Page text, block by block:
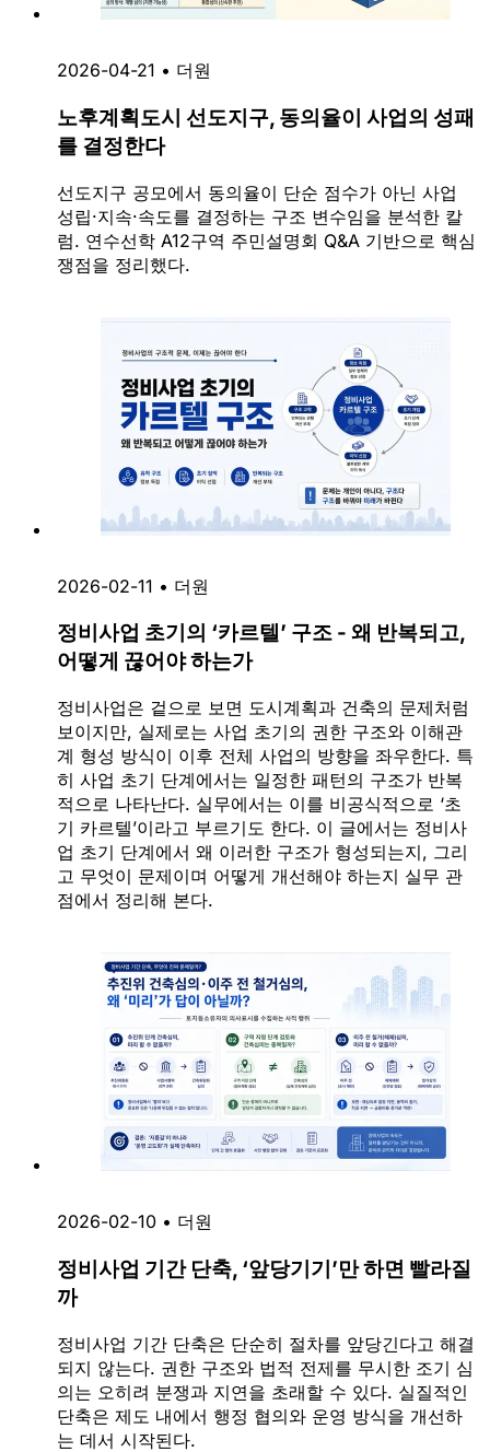
2026-04-21 • 더원
노후계획도시 선도지구, 동의율이 사업의 성패
를 결정한다
선도지구 공모에서 동의율이 단순 점수가 아닌 사업
성립·지속·속도를 결정하는 구조 변수임을 분석한 칼
럼. 연수선학 A12구역 주민설명회 Q&A 기반으로 핵심
쟁점을 정리했다.
2026-02-11 • 더원
정비사업 초기의 ‘카르텔’ 구조 - 왜 반복되고,
어떻게 끊어야 하는가
정비사업은 겉으로 보면 도시계획과 건축의 문제처럼
보이지만, 실제로는 사업 초기의 권한 구조와 이해관
계 형성 방식이 이후 전체 사업의 방향을 좌우한다. 특
히 사업 초기 단계에서는 일정한 패턴의 구조가 반복
적으로 나타난다. 실무에서는 이를 비공식적으로 ‘초
기 카르텔’이라고 부르기도 한다. 이 글에서는 정비사
업 초기 단계에서 왜 이러한 구조가 형성되는지, 그리
고 무엇이 문제이며 어떻게 개선해야 하는지 실무 관
점에서 정리해 본다.
2026-02-10 • 더원
정비사업 기간 단축, ‘앞당기기’만 하면 빨라질
까
정비사업 기간 단축은 단순히 절차를 앞당긴다고 해결
되지 않는다. 권한 구조와 법적 전제를 무시한 조기 심
의는 오히려 분쟁과 지연을 초래할 수 있다. 실질적인
단축은 제도 내에서 행정 협의와 운영 방식을 개선하
는 데서 시작된다.